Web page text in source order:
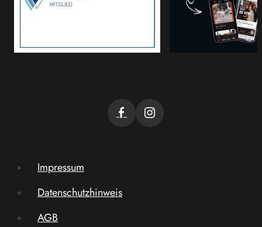
Impressum
Datenschutzhinweis
AGB